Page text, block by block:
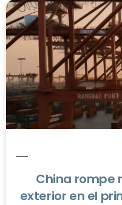
China rompe
exterior en el